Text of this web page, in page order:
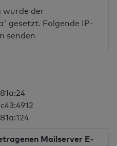
wurde der
gesetzt. Folgende IP-
senden
Mailserver E-